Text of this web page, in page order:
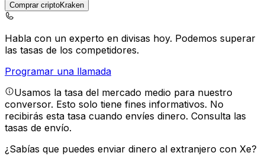
Comprar criptoKraken
Habla con un experto en divisas hoy. Podemos superar
las tasas de los competidores.
Programar una llamada
Usamos la tasa del mercado medio para nuestro
conversor. Esto solo tiene fines informativos. No
recibirás esta tasa cuando envíes dinero. Consulta las
tasas de envío.
¿Sabías que puedes enviar dinero al extranjero con Xe?